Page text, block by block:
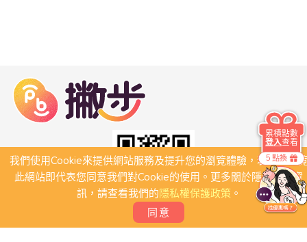
我們使用Cookie來提供網站服務及提升您的瀏覽體驗，若繼續瀏
此網站即代表您同意我們對Cookie的使用。更多關於隱私保護資
訊，請查看我們的隱私權保護政策。
同意
5 點換
累積點數
登入查看